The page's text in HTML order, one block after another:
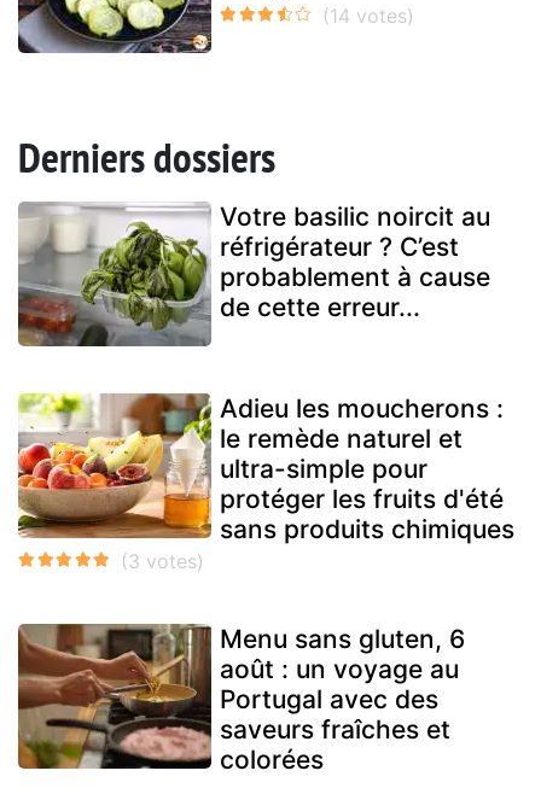
Derniers dossiers
Votre basilic noircit au
réfrigérateur ? C’est
probablement à cause
de cette erreur...
Adieu les moucherons :
le remède naturel et
ultra-simple pour
protéger les fruits d'été
sans produits chimiques
Menu sans gluten, 6
août : un voyage au
Portugal avec des
saveurs fraîches et
colorées